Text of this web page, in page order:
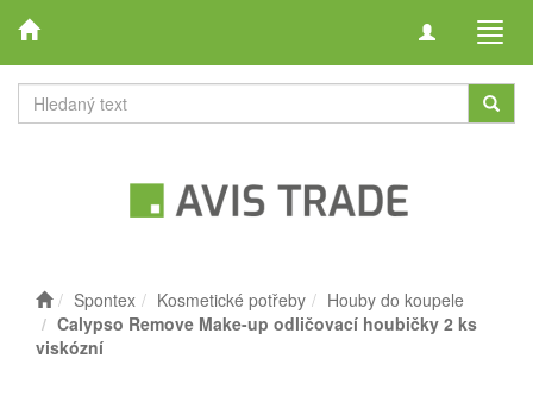
Toggle
Spontex Kosmetické potřeby
Houby do koupele
Calypso Remove Make-up odličovací houbičky 2 ks
viskózní